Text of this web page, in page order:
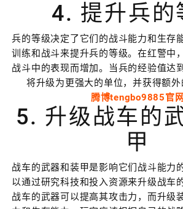
4. 提升兵的
兵的等级决定了它们的战斗能力和生存
训练和战斗来提升兵的等级。在红警中
战斗中的表现而增加。当兵的经验值达
将升级为更强大的单位，并获得额外
腾博tengbo9885官网
5. 升级战车的
甲
战车的武器和装甲是影响它们战斗能力
以通过研究科技和投入资源来升级战车
战车的武器可以提高其攻击力，而升级